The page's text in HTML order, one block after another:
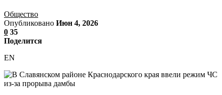
Общество
Опубликовано Июн 4, 2026
0 35
Поделится
EN